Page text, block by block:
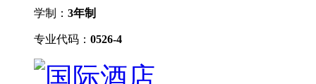
学制： 3年制
专业代码： 0526-4